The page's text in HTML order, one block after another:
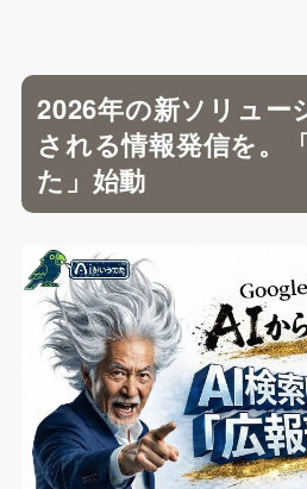
2026年の新ソリュー
される情報発信を。
た」始動